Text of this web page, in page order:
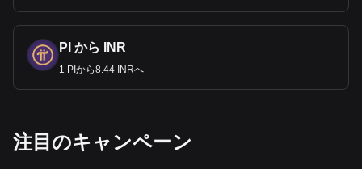
PI から INR
1 PIから8.44 INRへ
‌注目のキャンペーン